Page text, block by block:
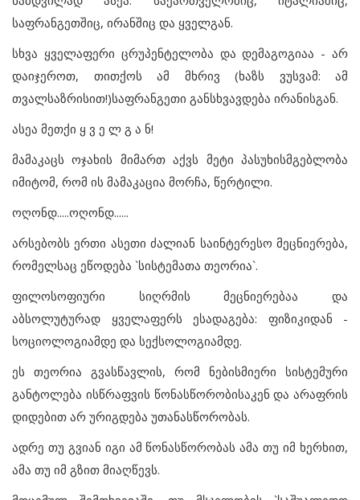
საფრანგეთშიც, ირანშიც და ყველგან.
სხვა ყველაფერი ცრუპენტელობა და დემაგოგიაა - არ
დაიჯეროთ, თითქოს ამ მხრივ (ხაზს ვუსვამ: ამ
თვალსაზრისით!)საფრანგეთი განსხვავდება ირანისგან.
ასეა მეთქი ყ ვ ე ლ გ ა ნ!
მამაკაცს ოჯახის მიმართ აქვს მეტი პასუხისმგებლობა
იმიტომ, რომ ის მამაკაცია მორჩა, წერტილი.
ოღონდ.....ოღონდ......
არსებობს ერთი ასეთი ძალიან საინტერესო მეცნიერება,
რომელსაც ეწოდება `სისტემათა თეორია`.
ფილოსოფიური სიღრმის მეცნიერებაა და
აბსოლუტურად ყველაფერს ესადაგება: ფიზიკიდან -
სოციოლოგიამდე და სექსოლოგიამდე.
ეს თეორია გვასწავლის, რომ ნებისმიერი სისტემური
განტოლება ისწრაფვის წონასწორობისაკენ და არაფრის
დიდებით არ ურიგდება უთანასწორობას.
ადრე თუ გვიან იგი ამ წონასწორობას ამა თუ იმ ხერხით,
ამა თუ იმ გზით მიაღწევს.